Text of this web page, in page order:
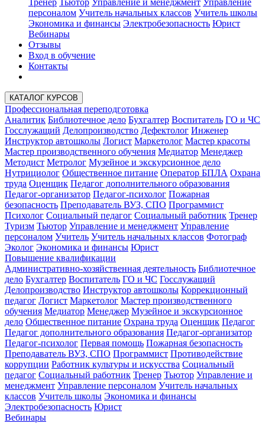
Тренер Тьютор Управление и менеджмент Управление
персоналом Учитель начальных классов Учитель школы
Экономика и финансы Электробезопасность Юрист
Вебинары
Отзывы
Вход в обучение
Контакты
КАТАЛОГ КУРСОВ
Профессиональная переподготовка
Аналитик Библиотечное дело Бухгалтер Воспитатель ГО и ЧС
Госслужащий Делопроизводство Дефектолог Инженер
Инструктор автошколы Логист Маркетолог Мастер красоты
Мастер производственного обучения Медиатор Менеджер
Методист Метролог Музейное и экскурсионное дело
Нутрициолог Общественное питание Оператор БПЛА Охрана
труда Оценщик Педагог дополнительного образования
Педагог-организатор Педагог-психолог Пожарная
безопасность Преподаватель ВУЗ, СПО Программист
Психолог Социальный педагог Социальный работник Тренер
Туризм Тьютор Управление и менеджмент Управление
персоналом Учитель Учитель начальных классов Фотограф
Эколог Экономика и финансы Юрист
Повышение квалификации
Административно-хозяйственная деятельность Библиотечное
дело Бухгалтер Воспитатель ГО и ЧС Госслужащий
Делопроизводство Инструктор автошколы Коррекционный
педагог Логист Маркетолог Мастер производственного
обучения Медиатор Менеджер Музейное и экскурсионное
дело Общественное питание Охрана труда Оценщик Педагог
Педагог дополнительного образования Педагог-организатор
Педагог-психолог Первая помощь Пожарная безопасность
Преподаватель ВУЗ, СПО Программист Противодействие
коррупции Работник культуры и искусства Социальный
педагог Социальный работник Тренер Тьютор Управление и
менеджмент Управление персоналом Учитель начальных
классов Учитель школы Экономика и финансы
Электробезопасность Юрист
Вебинары